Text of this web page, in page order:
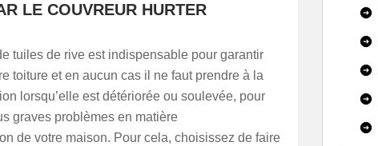
LE COUVREUR HURTER
tuiles de rive est indispensable pour garantir
toiture et en aucun cas il ne faut prendre à la
lorsqu’elle est détériorée ou soulevée, pour
graves problèmes en matière
de votre maison. Pour cela, choisissez de faire